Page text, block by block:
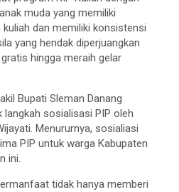
muda yang memiliki
dan memiliki konsistensi
yang hendak diperjuangkan
hingga meraih gelar
Bupati Sleman Danang
langkah sosialisasi PIP oleh
Menururnya, sosialiasi
PIP untuk warga Kabupaten
ini.
tidak hanya memberi